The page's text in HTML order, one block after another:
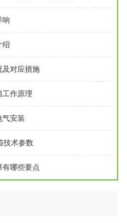
响
绍
及对应措施
工作原理
气安装
技术参数
有哪些要点